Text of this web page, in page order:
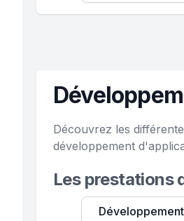
Découvrez les
développement
Les prestations